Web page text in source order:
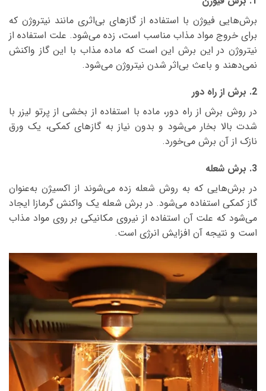
برش‌هایی فیوژن با استفاده از گازهای بی‌اثری مانند نیتروژن که
برای خروج مواد مذاب مناسب است، زده می‌شود. علت استفاده از
نیتروژن در این برش این است که ماده مذاب با این گاز واکنش
نمی‌دهند و باعث بی‌اثر شدن نیتروژن می‌شود.
2. برش از راه دور
در روش برش از راه دور، ماده با استفاده از بخشی از پرتو لیزر با
شدت بالا بخار می‌شود و بدون نیاز به گازهای کمکی، یک ورق
نازک از آن برش می‌خورد.
3. برش شعله
در برش‌هایی که به روش شعله زده می‌شوند از اکسیژن به‌عنوان
گاز کمکی استفاده می‌شود. در برش شعله یک واکنش گرمازا ایجاد
می‌شود که علت آن استفاده از نیروی مکانیکی بر روی مواد مذاب
است و نتیجه آن افزایش انرژی است.